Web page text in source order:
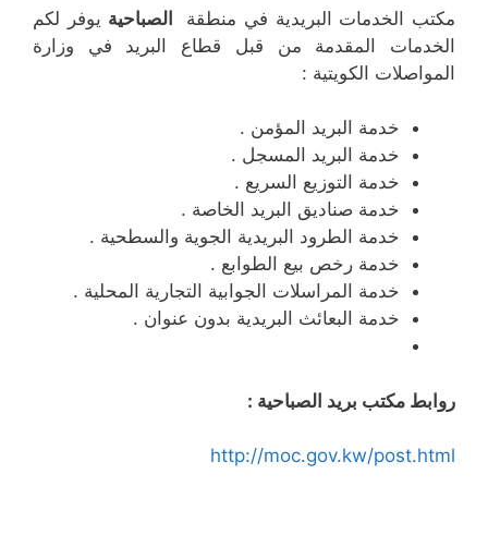
مكتب الخدمات البريدية في منطقة الصباحية يوفر لكم
الخدمات المقدمة من قبل قطاع البريد في وزارة
المواصلات الكويتية :
خدمة البريد المؤمن .
خدمة البريد المسجل .
خدمة التوزيع السريع .
خدمة صناديق البريد الخاصة .
خدمة الطرود البريدية الجوية والسطحية .
خدمة رخص بيع الطوابع .
خدمة المراسلات الجوابية التجارية المحلية .
خدمة البعائث البريدية بدون عنوان .
روابط مكتب بريد الصباحية :
http://moc.gov.kw/post.html